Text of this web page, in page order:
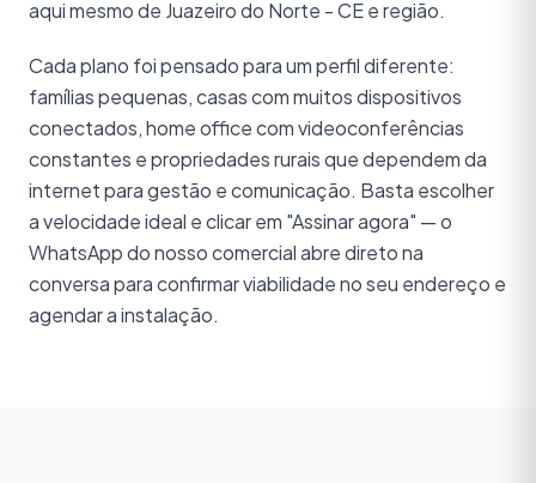
aqui mesmo de Juazeiro do Norte - CE e região.
Cada plano foi pensado para um perfil diferente:
famílias pequenas, casas com muitos dispositivos
conectados, home office com videoconferências
constantes e propriedades rurais que dependem da
internet para gestão e comunicação. Basta escolher
a velocidade ideal e clicar em "Assinar agora" — o
WhatsApp do nosso comercial abre direto na
conversa para confirmar viabilidade no seu endereço e
agendar a instalação.